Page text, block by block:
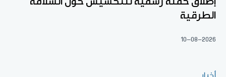
الطرقية
10-08-2026
أخبار